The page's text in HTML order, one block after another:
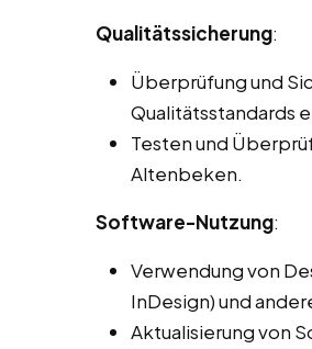
Qualitätssicherung:
Überprüfung und
Qualitätsstandards
Testen und
Altenbeken.
Software-Nutzung:
Verwendung von
InDesign) und
Aktualisierung von